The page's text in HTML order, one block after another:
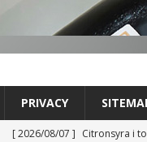
PRIVACY
[ 2026/08/07 ] Citronsyra i